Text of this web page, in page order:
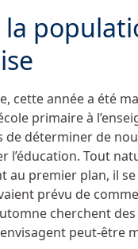
la
cette année a été
primaire à
de déterminer de
l’éducation. Tout
au premier plan, il
prévu de
cherchent
peut-être